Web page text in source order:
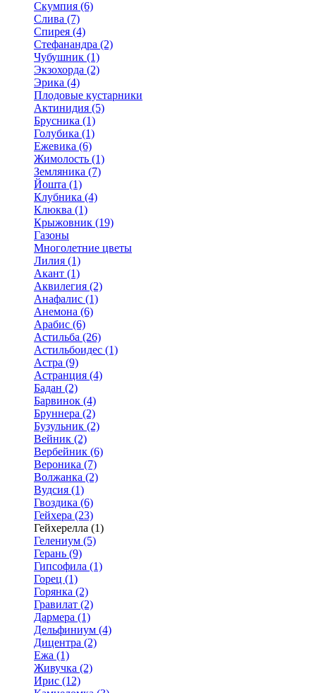
Скумпия (6)
Слива (7)
Спирея (4)
Стефанандра (2)
Чубушник (1)
Экзохорда (2)
Эрика (4)
Плодовые кустарники
Актинидия (5)
Брусника (1)
Голубика (1)
Ежевика (6)
Жимолость (1)
Земляника (7)
Йошта (1)
Клубника (4)
Клюква (1)
Крыжовник (19)
Газоны
Многолетние цветы
Лилия (1)
Акант (1)
Аквилегия (2)
Анафалис (1)
Анемона (6)
Арабис (6)
Астильба (26)
Астильбоидес (1)
Астра (9)
Астранция (4)
Бадан (2)
Барвинок (4)
Бруннера (2)
Бузульник (2)
Вейник (2)
Вербейник (6)
Вероника (7)
Волжанка (2)
Вудсия (1)
Гвоздика (6)
Гейхера (23)
Гейхерелла (1)
Гелениум (5)
Герань (9)
Гипсофила (1)
Горец (1)
Горянка (2)
Гравилат (2)
Дармера (1)
Дельфиниум (4)
Дицентра (2)
Ежа (1)
Живучка (2)
Ирис (12)